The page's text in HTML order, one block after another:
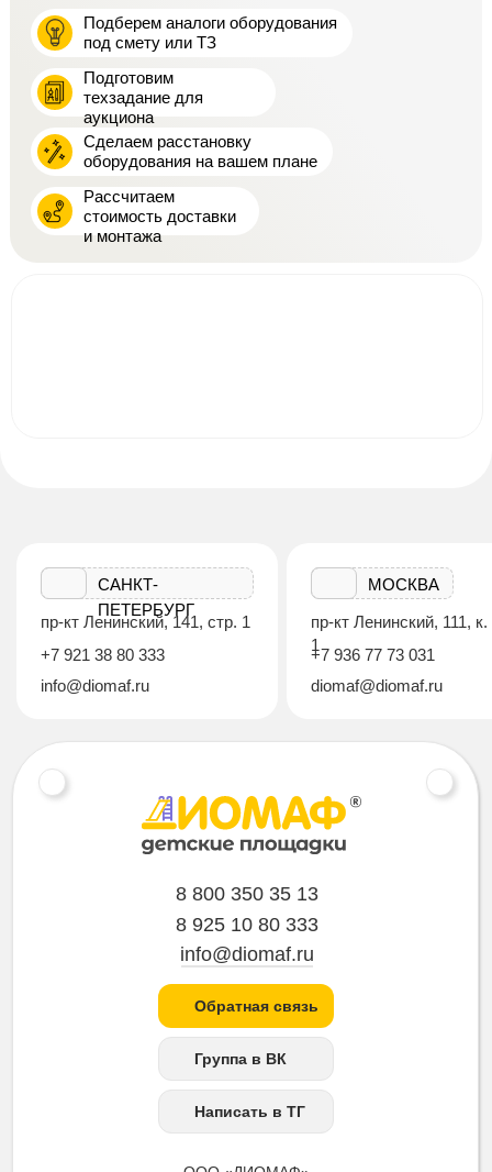
Подберем аналоги оборудования
под смету или ТЗ
Подготовим
техзадание для
аукциона
Сделаем расстановку
оборудования на вашем плане
Рассчитаем
стоимость доставки
и монтажа
САНКТ-
ПЕТЕРБУРГ
пр-кт Ленинский, 141, стр. 1
+7 921 38 80 333
info@diomaf.ru
МОСКВА
пр-кт Ленинский, 111, к.
1
+7 936 77 73 031
diomaf@diomaf.ru
8 800 350 35 13
8 925 10 80 333
info@diomaf.ru
Обратная связь
Группа в ВК
Написать в ТГ